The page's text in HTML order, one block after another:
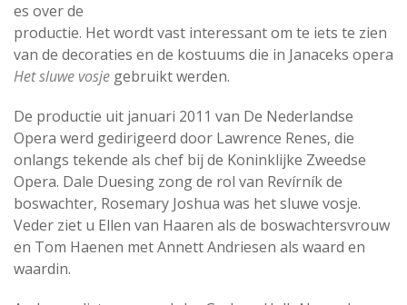
es over de
productie. Het wordt vast interessant om te iets te zien
van de decoraties en de kostuums die in Janaceks opera
Het sluwe vosje gebruikt werden.
De productie uit januari 2011 van De Nederlandse
Opera werd gedirigeerd door Lawrence Renes, die
onlangs tekende als chef bij de Koninklijke Zweedse
Opera. Dale Duesing zong de rol van Revírník de
boswachter, Rosemary Joshua was het sluwe vosje.
Veder ziet u Ellen van Haaren als de boswachtersvrouw
en Tom Haenen met Annett Andriesen als waard en
waardin.